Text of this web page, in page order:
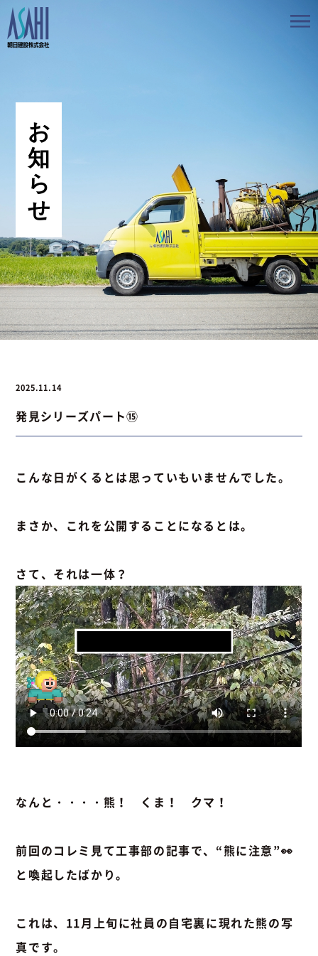
事業案内
会社情報
採用情報
お知らせ
BLOG
お問い合わせ
お問い合わせ 076-441-3201
2025.11.14
発見シリーズパート⑮
こんな日がくるとは思っていもいませんでした。
まさか、これを公開することになるとは。
さて、それは一体？
なんと・・・・熊！ くま！ クマ！
前回のコレミ見て工事部の記事で、“熊に注意”👀
と喚起したばかり。
これは、11月上旬に社員の自宅裏に現れた熊の写
真です。